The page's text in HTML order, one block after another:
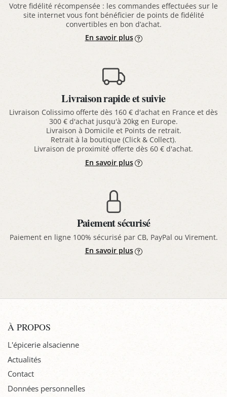
Votre fidélité récompensée : les commandes effectuées sur le
site internet vous font bénéficier de points de fidélité
convertibles en bon d’achat.
En savoir plus
Livraison rapide et suivie
Livraison Colissimo offerte dès 160 € d'achat en France et dès
300 € d'achat jusqu'à 20kg en Europe.
Livraison à Domicile et Points de retrait.
Retrait à la boutique (Click & Collect).
Livraison de proximité offerte dès 60 € d'achat.
En savoir plus
Paiement sécurisé
Paiement en ligne 100% sécurisé par CB, PayPal ou Virement.
En savoir plus
À PROPOS
L'épicerie alsacienne
Actualités
Contact
Données personnelles